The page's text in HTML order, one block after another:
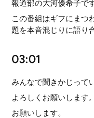
報道部の大河優希子です
この番組はギフにまつ
題を本音混じりに語り
03:01
みんなで聞きかじって
よろしくお願いします。
お願いします。